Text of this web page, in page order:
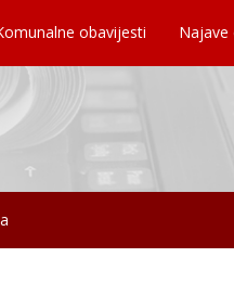
obavijesti Najave